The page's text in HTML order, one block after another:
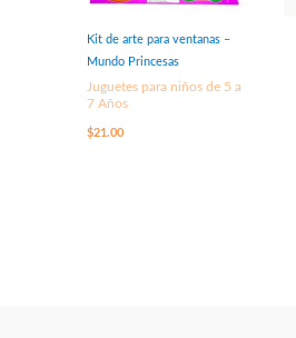
Kit de arte para ventanas –
Mundo Princesas
Juguetes para niños de 5 a
7 Años
$21.00